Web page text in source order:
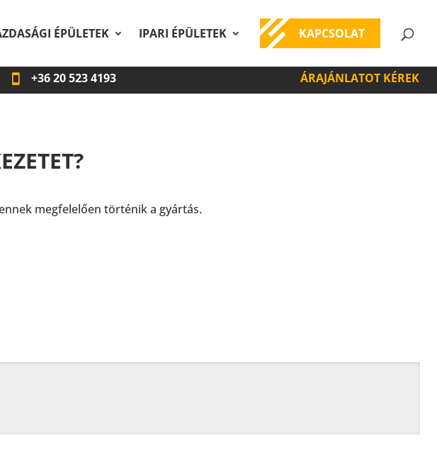
ÉPÜLETEK IPARI ÉPÜLETEK KAPCSOLAT
+3620 523 4193 ÁRAJÁNLATOT KÉREK
megfelelően történik a gyártás.